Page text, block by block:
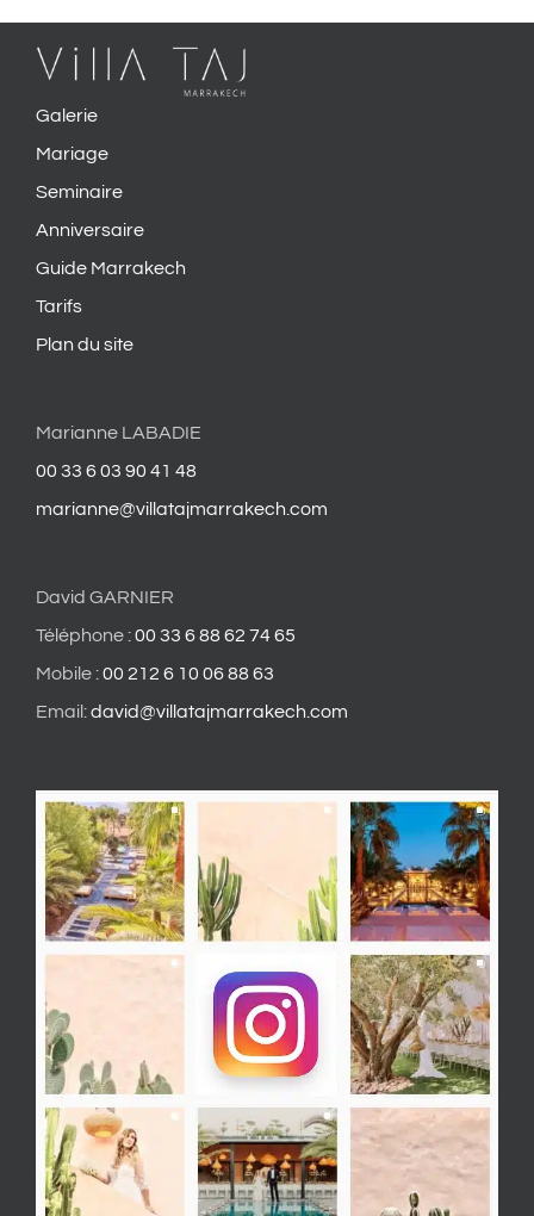
Galerie
Mariage
Seminaire
Anniversaire
Guide Marrakech
Tarifs
Plan du site
Marianne LABADIE
00 33 6 03 90 41 48
marianne@villatajmarrakech.com
David GARNIER
Téléphone :00 33 6 88 62 74 65
Mobile :00 212 6 10 06 88 63
Email:david@villatajmarrakech.com